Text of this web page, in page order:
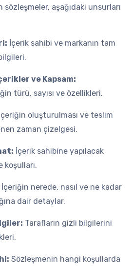
sözleşmeler, aşağıdaki unsurları
İçerik sahibi ve markanın tam
ve Kapsam:
türü, sayısı ve özellikleri.
oluşturulması ve teslim
zaman çizelgesi.
İçerik sahibine yapılacak
koşulları.
İçeriğin nerede, nasıl ve ne kadar
dair detaylar.
Tarafların gizli bilgilerini
Sözleşmenin hangi koşullarda